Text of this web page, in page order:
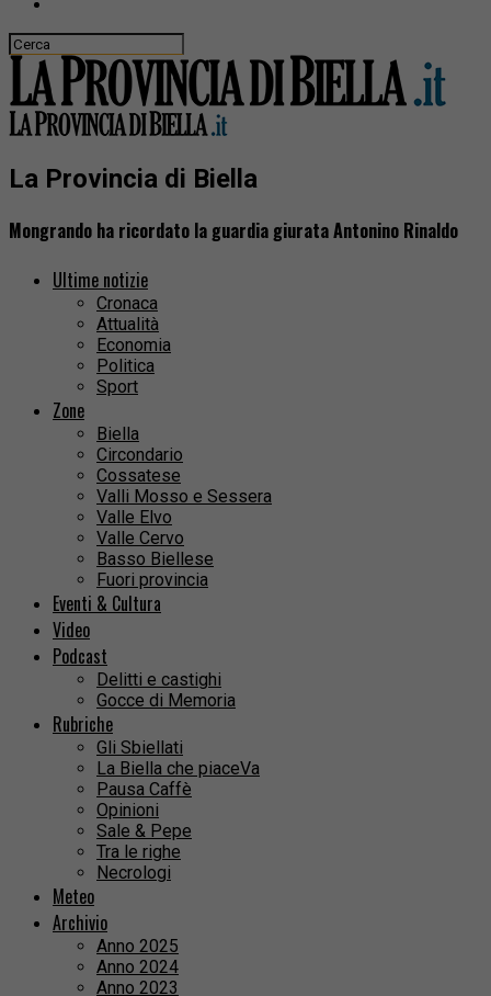
La Provincia di Biella
Mongrando ha ricordato la guardia giurata Antonino Rinaldo
Ultime notizie
Cronaca
Attualità
Economia
Politica
Sport
Zone
Biella
Circondario
Cossatese
Valli Mosso e Sessera
Valle Elvo
Valle Cervo
Basso Biellese
Fuori provincia
Eventi & Cultura
Video
Podcast
Delitti e castighi
Gocce di Memoria
Rubriche
Gli Sbiellati
La Biella che piaceVa
Pausa Caffè
Opinioni
Sale & Pepe
Tra le righe
Necrologi
Meteo
Archivio
Anno 2025
Anno 2024
Anno 2023